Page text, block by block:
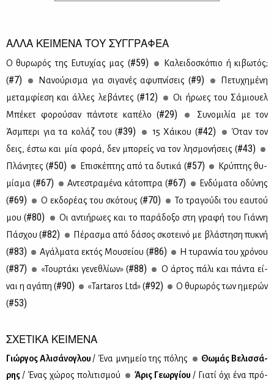
ΑΛΛΑ ΚΕΙΜΕΝΑ ΤΟΥ ΣΥΓΓΡΑΦΕΑ
Ο θυ­ρω­ρός της Ευ­τυ­χί­ας μας (#59)
Κα­λει­δο­σκό­πιο ή κι­βω­τός;
(#7) Να­νού­ρι­σμα για σι­γα­νές αφυ­πνί­σεις (#9)
Πε­τυ­χη­μέ­νη
με­ταμ­φί­ε­ση και άλ­λες λε­βά­ντες (#12)
Οι ήρω­ες του Σά­μιου­ελ
Μπέ­κετ φο­ρού­σαν πά­ντο­τε κα­πέ­λο (#29)
Συ­νο­μι­λία με τον
Άσμπε­ρι για τα κο­λάζ του (#39) 15 Χάι­κου (#42)
Όταν τον
δεις, έστω και μία φο­ρά, δεν μπο­ρείς να τον λη­σμο­νή­σεις (#43)
Πλά­νη­τες (#50) Επι­σκέ­πτης από τα δυ­τι­κά (#57)
Κρύ­πτης θυ­
μί­α­μα (#67) Αντε­στρα­μέ­να κά­το­πτρα (#67)
Εν­δύ­μα­τα οδύ­νης
(#69) Ο εκ­δο­ρέ­ας του σκό­τους (#70)
Το τρα­γού­δι του εαυ­τού
μου (#80)
Οι αντι­ή­ρω­ες και το πα­ρά­δο­ξο στη γρα­φή του Γιάν­νη
Πά­σχου (#82)
Πέ­ρα­σμα από δά­σος σκο­τει­νό με βλά­στη­ση πυ­κνή
(#83) Αγάλ­μα­τα εκτός Μου­σεί­ου (#86)
Η τυ­ραν­νία του χρό­νου
(#87) «Τουρ­τά­κι γε­νε­θλί­ων» (#88)
Ο άρ­τος πά­λι και πά­ντα εί­
ναι η αγά­πη (#90) «Tartaros Ltd» (#92)
Ο θυ­ρω­ρός των ημε­ρών
(#53)
ΣΧΕΤΙΚΑ ΚΕΙΜΕΝΑ
Γιώρ­γος Αλι­σά­νο­γλου/ Ένα μνη­μείο της πό­λης
Θω­μάς Βε­λισ­σά­
ρης/ Ένας χώ­ρος πο­λι­τι­σμού Άρις Γε­ωρ­γί­ου / Για­τί όχι ένα πρό­